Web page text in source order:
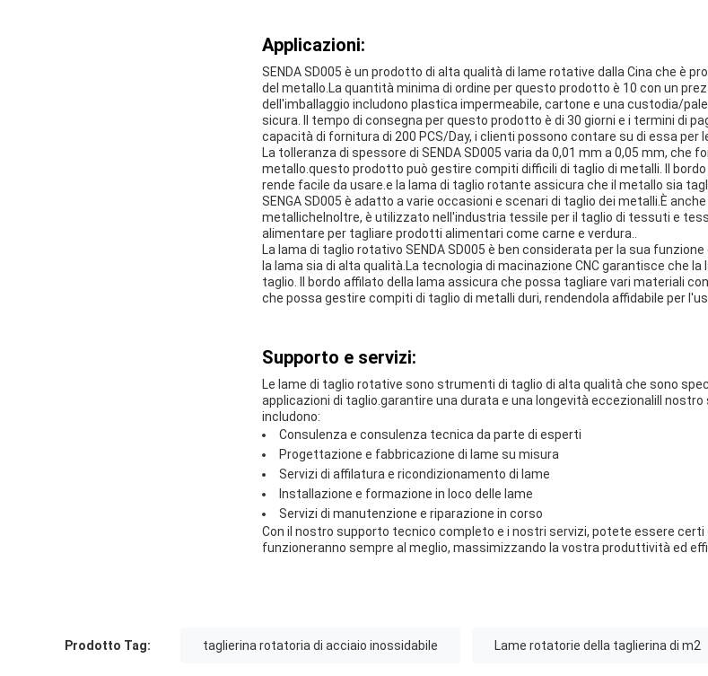
Applicazioni:
SENDA SD005 è un prodotto di alta qualità di lame rotative dalla Cina che è
del metallo.La quantità minima di ordine per questo prodotto è 10 con un
dell'imballaggio includono plastica impermeabile, cartone e una custodia/
sicura. Il tempo di consegna per questo prodotto è di 30 giorni e i termini di
capacità di fornitura di 200 PCS/Day, i clienti possono contare su di essa per
La tolleranza di spessore di SENDA SD005 varia da 0,01 mm a 0,05 mm, che
metallo.questo prodotto può gestire compiti difficili di taglio di metalli. Il
rende facile da usare.e la lama di taglio rotante assicura che il metallo sia
SENGA SD005 è adatto a varie occasioni e scenari di taglio dei metalli.È
metallicheInoltre, è utilizzato nell'industria tessile per il taglio di tessuti e
alimentare per tagliare prodotti alimentari come carne e verdura..
La lama di taglio rotativo SENDA SD005 è ben considerata per la sua
la lama sia di alta qualità.La tecnologia di macinazione CNC garantisce che
taglio. Il bordo affilato della lama assicura che possa tagliare vari materiali
che possa gestire compiti di taglio di metalli duri, rendendola affidabile per
Supporto e servizi:
Le lame di taglio rotative sono strumenti di taglio di alta qualità che sono
applicazioni di taglio.garantire una durata e una longevità eccezionaliIl
includono:
Consulenza e consulenza tecnica da parte di esperti
Progettazione e fabbricazione di lame su misura
Servizi di affilatura e ricondizionamento di lame
Installazione e formazione in loco delle lame
Servizi di manutenzione e riparazione in corso
Con il nostro supporto tecnico completo e i nostri servizi, potete essere
funzioneranno sempre al meglio, massimizzando la vostra produttività ed
Prodotto Tag: taglierina rotatoria di acciaio inossidabile Lame rotatorie della taglierina di m2